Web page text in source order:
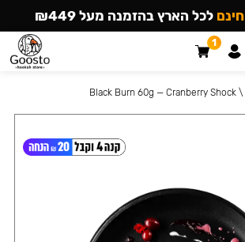
\
Black Burn 60g — Cranberry Shock
חינם לכל הארץ בהזמנה מעל ₪449
1